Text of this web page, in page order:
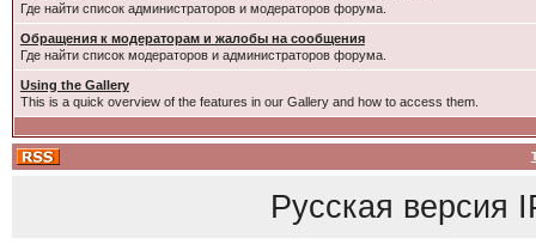
Где найти список администраторов и модераторов форума.
Обращения к модераторам и жалобы на сообщения
Где найти список модераторов и администраторов форума.
Using the Gallery
This is a quick overview of the features in our Gallery and how to access them.
Русская версия